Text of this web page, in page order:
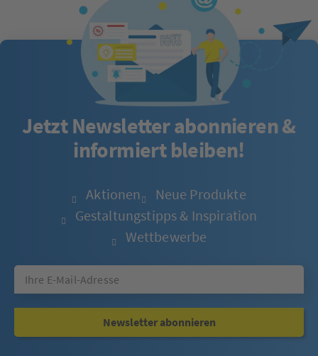
Jetzt Newsletter abonnieren &
informiert bleiben!
Aktionen
Neue Produkte
Gestaltungstipps & Inspiration
Wettbewerbe
Newsletter abonnieren